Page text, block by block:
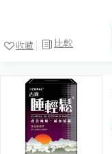
比較
收藏